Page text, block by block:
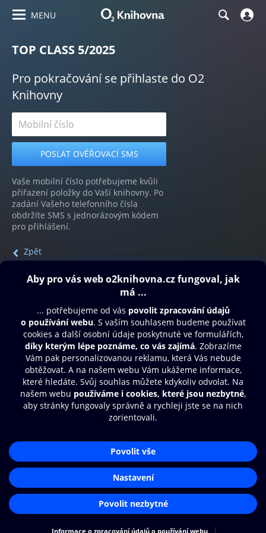
MENU
TOP CLASS 5/2025
Pro pokračování se přihlaste do O2
Knihovny
Vaše mobilní číslo potřebujeme kvůli
přiřazení položky do Vaší knihovny. Po
zadání Vašeho telefonního čísla
obdržíte SMS s jednorázovým kódem
pro přihlášení.
Zpět
Obsah ke stažení
Moje O2 Knihovna
Další zábava
© O2 Czech Republic a.s.
Přístupnost
Zásady zpracování osobních údajů
Nastavení cookies
Aplikace O2 Knihovna
Čti a poslouchej své e-knihy a
audioknihy rychleji a pohodlněji.